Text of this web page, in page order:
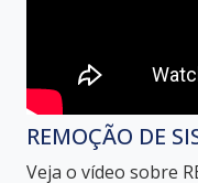
REMOÇÃO DE
Veja o vídeo sobre